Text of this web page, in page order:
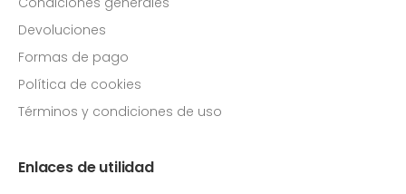
Devoluciones
Formas de pago
Política de cookies
Términos y condiciones de uso
Enlaces de utilidad